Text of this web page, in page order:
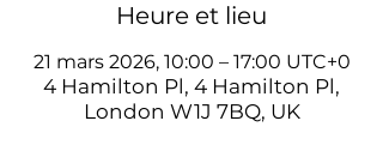
Heure et lieu
21 mars 2026, 10:00 – 17:00 UTC+0
4 Hamilton Pl, 4 Hamilton Pl,
London W1J 7BQ, UK